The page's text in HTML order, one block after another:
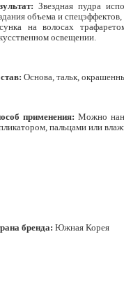
Звездная пудра
объема и
на волосах
освещении.
Основа, тальк,
применения: Можно
пальцами или
бренда: Южная Корея